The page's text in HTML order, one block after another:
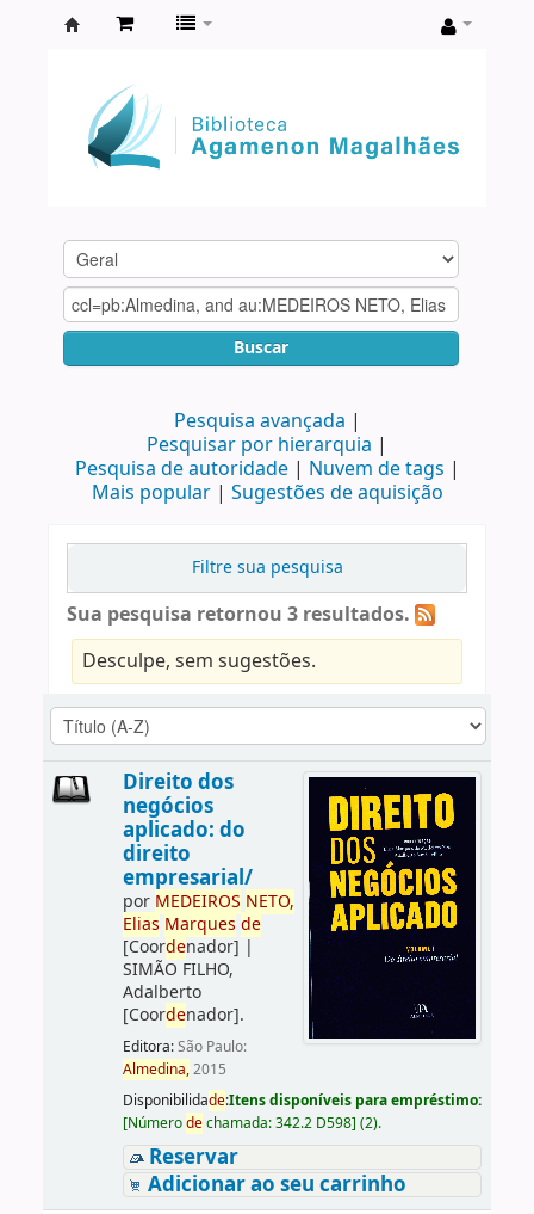
Agamenon
Magalhães
Buscar
Pesquisa avançada
Pesquisar por hierarquia
Pesquisa de autoridade
Nuvem de tags
Mais popular
Sugestões de aquisição
Filtre sua pesquisa
Sua pesquisa retornou 3 resultados.
Desculpe, sem sugestões.
Direito dos
negócios
aplicado: do
direito
empresarial/
por MEDEIROS NETO,
Elias Marques de
[Coordenador] |
SIMÃO FILHO,
Adalberto
[Coordenador].
Editora:São Paulo:
Almedina,2015
Disponibilidade:Itens disponíveis para empréstimo:
[Númerodechamada:342.2 D598] (2).
Reservar
Adicionar ao seu carrinho